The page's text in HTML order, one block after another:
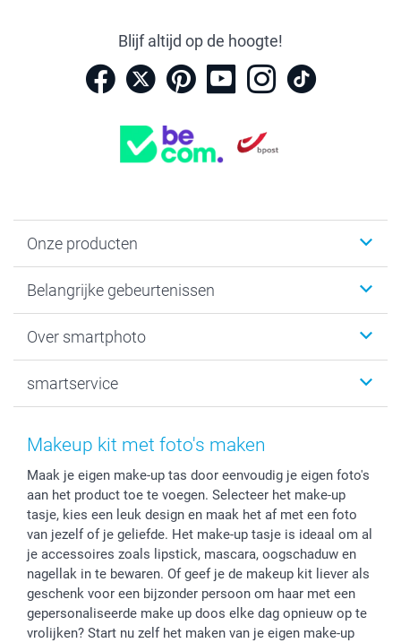
Blijf altijd op de hoogte!
Onze producten
Fotogeschenken
Fotoprints, Fotoposter & Fotoalbum met fotoprints
MyNameBook
Stickers en Etiketten
Fotokaders, Decoratie en Snoepjes
Fotokalenders & Fotoagenda's
Belangrijke gebeurtenissen
Baby
Communie- en Lentefeest
Geschenken voor hem
Afstuderen
Moederdag
Vaderdag
Verjaardag
Geboorte
Over smartphoto
Duurzaamheid
Voorwaarden
Herroepingsrecht
Klachtenregeling
Wettelijke garantie
Privacybeleid
Cookiebeleid
Prijslijst
Jobs & Stages
Investor Relations
smartservice
smartgarantie
smartbonus
Betalingsmogelijkheden
Grote bestellingen
Levering
Mijn orderstatus
smartfriends
Makeup kit met foto's maken
Maak je eigen make-up tas door eenvoudig je eigen foto's
aan het product toe te voegen. Selecteer het make-up
tasje, kies een leuk design en maak het af met een foto
van jezelf of je geliefde. Het make-up tasje is ideaal om al
je accessoires zoals lipstick, mascara, oogschaduw en
nagellak in te bewaren. Of geef je de makeup kit liever als
geschenk voor een bijzonder persoon om haar met een
gepersonaliseerde make up doos elke dag opnieuw op te
vrolijken? Start nu zelf het maken van je eigen make-up